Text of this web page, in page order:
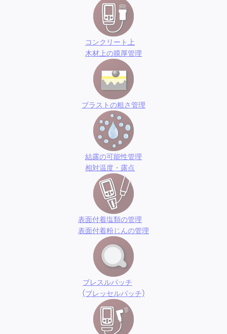
コンクリート上
木材上の膜厚管理
ブラストの粗さ管理
結露の可能性管理
相対温度・露点
表面付着塩類の管理
表面付着粉じんの管理
ブレスルパッチ
(ブレッセルパッチ)